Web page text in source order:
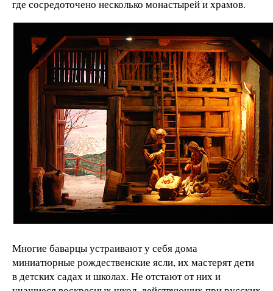
где сосредоточено несколько монастырей и храмов.
Многие баварцы устраивают у себя дома
миниатюрные рождественские ясли, их мастерят дети
в детских садах и школах. Не отстают от них и